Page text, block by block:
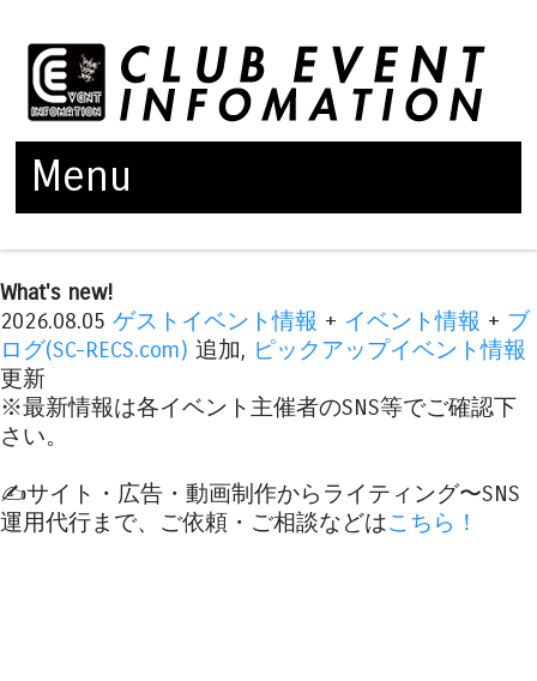
Menu
What's new!
2026.08.05 ゲストイベント情報 + イベント情報 + ブ
ログ(SC-RECS.com) 追加, ピックアップイベント情報
更新
※最新情報は各イベント主催者のSNS等でご確認下
さい。
✍️サイト・広告・動画制作からライティング〜SNS
運用代行まで、ご依頼・ご相談などはこちら！